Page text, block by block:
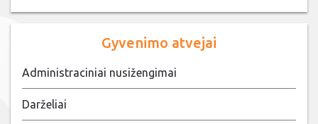
Gyvenimo atvejai
Administraciniai nusižengimai
Darželiai